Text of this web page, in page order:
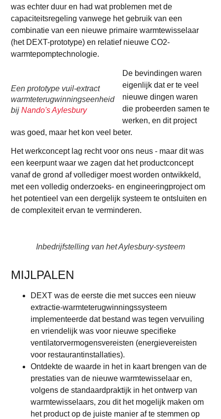
was echter duur en had wat problemen met de
capaciteitsregeling vanwege het gebruik van een
combinatie van een nieuwe primaire warmtewisselaar
(het DEXT-prototype) en relatief nieuwe CO2-
warmtepomptechnologie.
Een prototype vuil-extract
warmteterugwinningseenheid
bijNando's Aylesbury
De bevindingen waren
eigenlijk dat er te veel
nieuwe dingen waren
die probeerden samen te
werken, en dit project
was goed, maar het kon veel beter.
Het werkconcept lag recht voor ons neus - maar dit was
een keerpunt waar we zagen dat het productconcept
vanaf de grond af vollediger moest worden ontwikkeld,
met een volledig onderzoeks- en engineeringproject om
het potentieel van een dergelijk systeem te ontsluiten en
de complexiteit ervan te verminderen.
Inbedrijfstelling van het Aylesbury-systeem
MIJLPALEN
DEXT was de eerste die met succes een nieuw
extractie-warmteterugwinningssysteem
implementeerde dat bestand was tegen vervuiling
en vriendelijk was voor nieuwe specifieke
ventilatorvermogensvereisten (energievereisten
voor restaurantinstallaties).
Ontdekte de waarde in het in kaart brengen van de
prestaties van de nieuwe warmtewisselaar en,
volgens de standaardpraktijk in het ontwerp van
warmtewisselaars, zou dit het mogelijk maken om
het product op de juiste manier af te stemmen op